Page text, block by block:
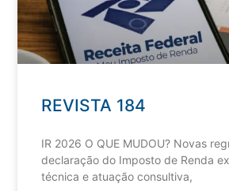
REVISTA 184
IR 2026 O QUE MUDOU? Novas
declaração do Imposto de Renda
técnica e atuação consultiva,